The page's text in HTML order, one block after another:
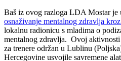
Baš iz ovog razloga LDA Mostar je
osnaživanje mentalnog zdravlja
lokalnu radionicu s mladima o
mentalnog zdravlja. Ovoj
za trenere održan u Lublinu
Hercegovine usvojile savremene